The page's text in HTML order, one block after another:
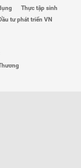
Thực tập sinh
tư phát triển VN